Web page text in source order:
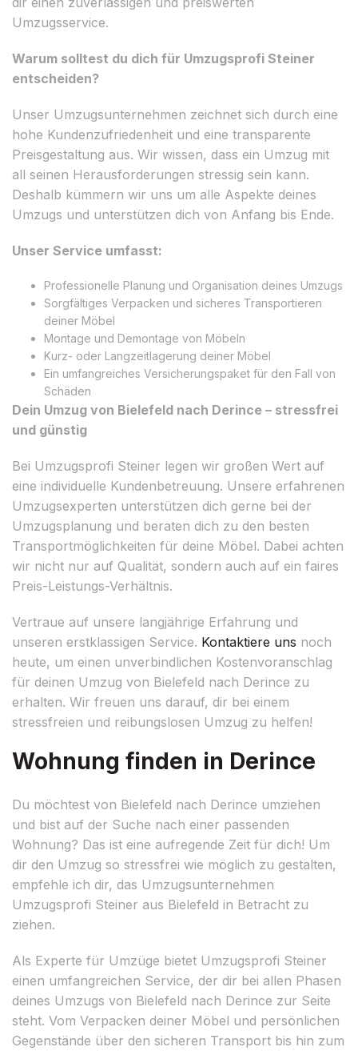
Umzugsservice.
Warum solltest du dich für Umzugsprofi Steiner
entscheiden?
Unser Umzugsunternehmen zeichnet sich durch eine
hohe Kundenzufriedenheit und eine transparente
Preisgestaltung aus. Wir wissen, dass ein Umzug mit
all seinen Herausforderungen stressig sein kann.
Deshalb kümmern wir uns um alle Aspekte deines
Umzugs und unterstützen dich von Anfang bis Ende.
Unser Service umfasst:
Professionelle Planung und Organisation deines Umzugs
Sorgfältiges Verpacken und sicheres Transportieren
deiner Möbel
Montage und Demontage von Möbeln
Kurz- oder Langzeitlagerung deiner Möbel
Ein umfangreiches Versicherungspaket für den Fall von
Schäden
Dein Umzug von Bielefeld nach Derince – stressfrei
und günstig
Bei Umzugsprofi Steiner legen wir großen Wert auf
eine individuelle Kundenbetreuung. Unsere erfahrenen
Umzugsexperten unterstützen dich gerne bei der
Umzugsplanung und beraten dich zu den besten
Transportmöglichkeiten für deine Möbel. Dabei achten
wir nicht nur auf Qualität, sondern auch auf ein faires
Preis-Leistungs-Verhältnis.
Vertraue auf unsere langjährige Erfahrung und
unseren erstklassigen Service. Kontaktiere uns noch
heute, um einen unverbindlichen Kostenvoranschlag
für deinen Umzug von Bielefeld nach Derince zu
erhalten. Wir freuen uns darauf, dir bei einem
stressfreien und reibungslosen Umzug zu helfen!
Wohnung finden in Derince
Du möchtest von Bielefeld nach Derince umziehen
und bist auf der Suche nach einer passenden
Wohnung? Das ist eine aufregende Zeit für dich! Um
dir den Umzug so stressfrei wie möglich zu gestalten,
empfehle ich dir, das Umzugsunternehmen
Umzugsprofi Steiner aus Bielefeld in Betracht zu
ziehen.
Als Experte für Umzüge bietet Umzugsprofi Steiner
einen umfangreichen Service, der dir bei allen Phasen
deines Umzugs von Bielefeld nach Derince zur Seite
steht. Vom Verpacken deiner Möbel und persönlichen
Gegenstände über den sicheren Transport bis hin zum